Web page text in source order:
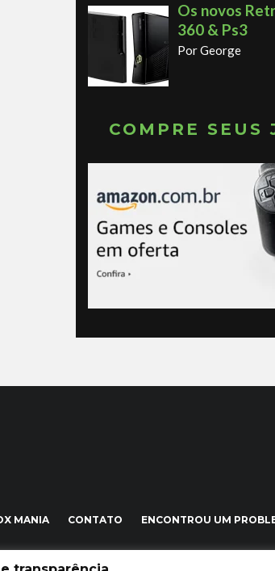
Os novos
360 & Ps3
Por George
COMPRE SEUS
MANIA CONTATO ENCONTROU UM